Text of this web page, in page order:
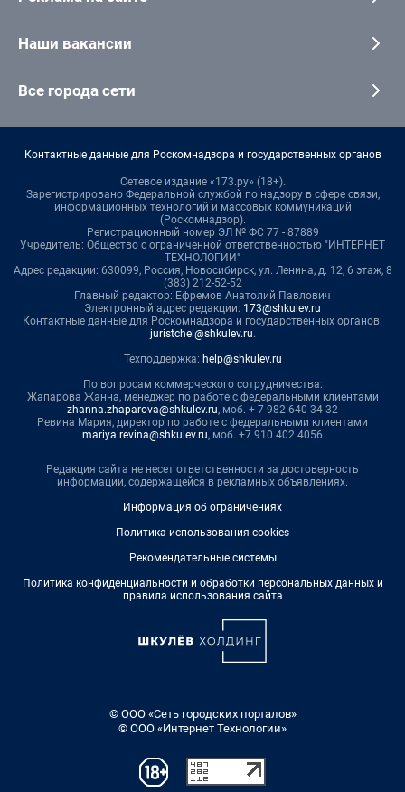
Наши вакансии
Все города сети
Контактные данные для Роскомнадзора и государственных органов
Сетевое издание «173.ру» (18+).
Зарегистрировано Федеральной службой по надзору в сфере связи,
информационных технологий и массовых коммуникаций
(Роскомнадзор).
Регистрационный номер ЭЛ № ФС 77 - 87889
Учредитель: Общество с ограниченной ответственностью "ИНТЕРНЕТ
ТЕХНОЛОГИИ"
Адрес редакции: 630099, Россия, Новосибирск, ул. Ленина, д. 12, 6 этаж, 8
(383) 212-52-52
Главный редактор: Ефремов Анатолий Павлович
Электронный адрес редакции: 173@shkulev.ru
Контактные данные для Роскомнадзора и государственных органов:
juristchel@shkulev.ru.
Техподдержка: help@shkulev.ru
По вопросам коммерческого сотрудничества:
Жапарова Жанна, менеджер по работе с федеральными клиентами
zhanna.zhaparova@shkulev.ru, моб. + 7 982 640 34 32
Ревина Мария, директор по работе с федеральными клиентами
mariya.revina@shkulev.ru, моб. +7 910 402 4056
Редакция сайта не несет ответственности за достоверность
информации, содержащейся в рекламных объявлениях.
Информация об ограничениях
Политика использования cookies
Рекомендательные системы
Политика конфиденциальности и обработки персональных данных и
правила использования сайта
© ООО «Сеть городских порталов»
© ООО «Интернет Технологии»